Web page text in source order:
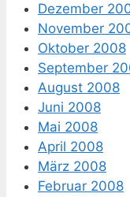
Dezember
November
Oktober 2008
September
August 2008
Juni 2008
Mai 2008
April 2008
März 2008
Februar 2008